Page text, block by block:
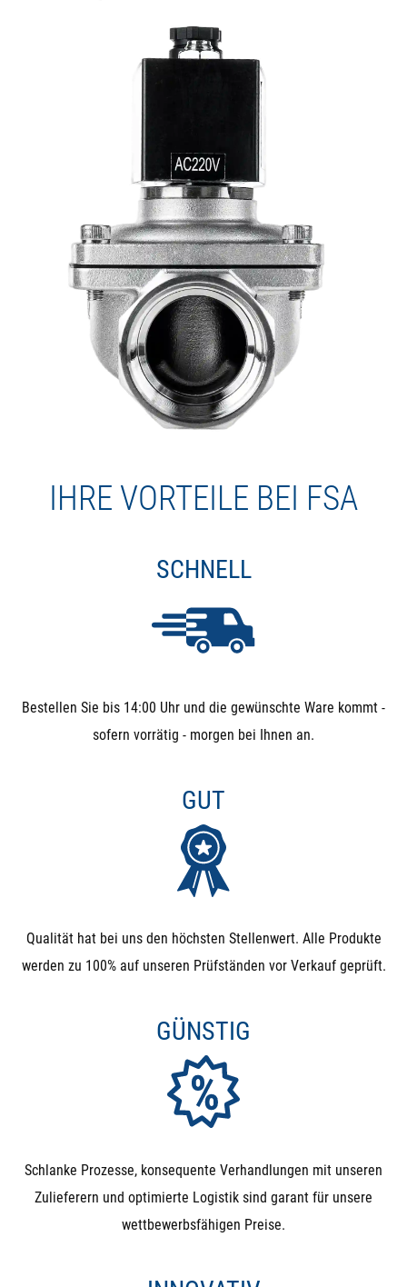
IHRE VORTEILE BEI FSA
SCHNELL
Bestellen Sie bis 14:00 Uhr und die gewünschte Ware kommt -
sofern vorrätig - morgen bei Ihnen an.
GUT
Qualität hat bei uns den höchsten Stellenwert. Alle Produkte
werden zu 100% auf unseren Prüfständen vor Verkauf geprüft.
GÜNSTIG
Schlanke Prozesse, konsequente Verhandlungen mit unseren
Zulieferern und optimierte Logistik sind garant für unsere
wettbewerbsfähigen Preise.